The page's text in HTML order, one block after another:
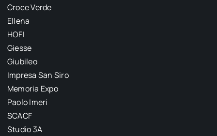
Croce Verde
Ellena
HOFI
Giesse
Giubileo
Impresa San Siro
Memoria Expo
Paolo Imeri
SCACF
Studio 3A